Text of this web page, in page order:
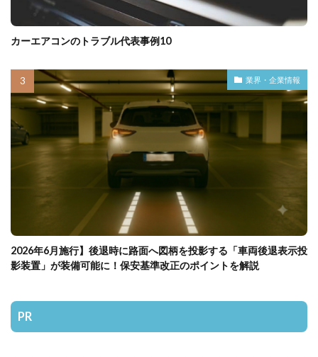
カーエアコンのトラブル代表事例10
業界・企業情報
2026年6月施行】後退時に路面へ図柄を投影する「車両後退表示投
影装置」が装備可能に！保安基準改正のポイントを解説
PR